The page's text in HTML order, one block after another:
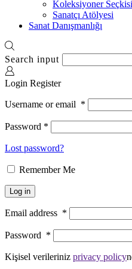
Koleksiyoner Seçkisi
Sanatçı Atölyesi
Sanat Danışmanlığı
Search input
Login Register
Username or email *
Password *
Lost password?
Remember Me
Log in
Email address *
Password *
Kişisel verileriniz privacy policy